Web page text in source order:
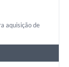
aquisição de